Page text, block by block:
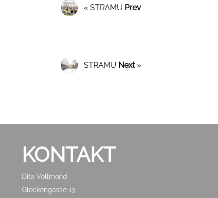
« STRAMU Prev
STRAMU Next»
KONTAKT
Dita Vollmond
Glockengasse 13